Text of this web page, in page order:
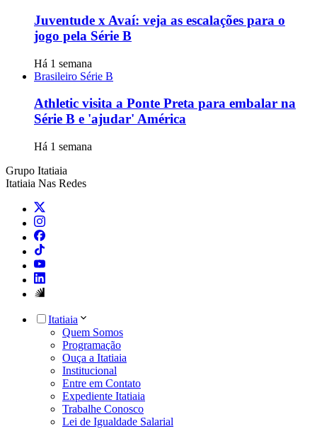
Juventude x Avaí: veja as escalações para o
jogo pela Série B
Há 1 semana
Brasileiro Série B
Athletic visita a Ponte Preta para embalar na
Série B e 'ajudar' América
Há 1 semana
Grupo Itatiaia
Itatiaia Nas Redes
Itatiaia
Quem Somos
Programação
Ouça a Itatiaia
Institucional
Entre em Contato
Expediente Itatiaia
Trabalhe Conosco
Lei de Igualdade Salarial